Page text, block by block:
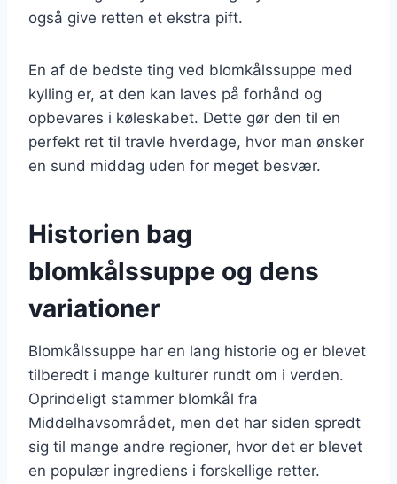
også give retten et ekstra pift.
En af de bedste ting ved blomkålssuppe med
kylling er, at den kan laves på forhånd og
opbevares i køleskabet. Dette gør den til en
perfekt ret til travle hverdage, hvor man ønsker
en sund middag uden for meget besvær.
Historien bag
blomkålssuppe og dens
variationer
Blomkålssuppe har en lang historie og er blevet
tilberedt i mange kulturer rundt om i verden.
Oprindeligt stammer blomkål fra
Middelhavsområdet, men det har siden spredt
sig til mange andre regioner, hvor det er blevet
en populær ingrediens i forskellige retter.